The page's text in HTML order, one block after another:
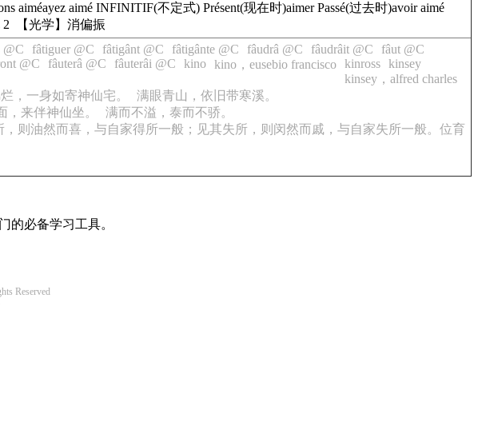
aiméayez aimé INFINITIF(不定式) Présent(现在时)aimer Passé(过去时)avoir aimé
2 【光学】消偏振
@C fâtiguer @C fâtigânt @C fâtigânte @C fâudrâ @C fâudrâit @C
fâut @C
@C fâuterâ @C fâuterâi @C kino kino，eusebio francisco kinross kinsey
kinsey，alfred charles
，一身如寄神仙宅。
满眼青山，依旧带寒溪。
，来伴神仙坐。
满而不溢，泰而不骄。
则油然而喜，与自家得所一般；见其失所，则闵然而戚，与自家失所一般。位育
的必备学习工具。
Reserved